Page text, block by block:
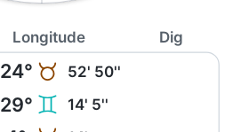
Longitude Dig
24° B 52' 50''
29° C 14' 5''